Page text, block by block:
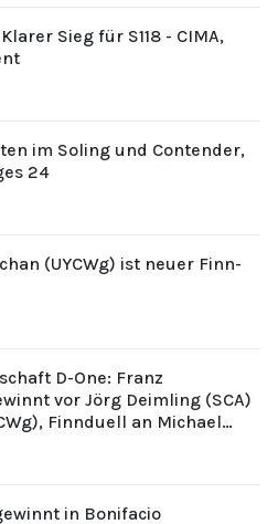
Sieg für S118 - CIMA,
im Soling und Contender,
24
(UYCWg) ist neuer Finn-
D-One: Franz
vor Jörg Deimling (SCA)
Finnduell an Michael
in Bonifacio